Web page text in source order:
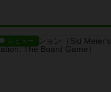
レビュー